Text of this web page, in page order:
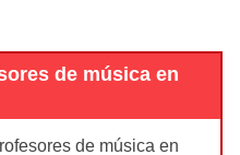
de música en
de música en